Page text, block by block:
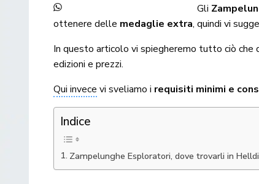
Gli
ottenere delle medaglie extra, quindi vi
In questo articolo vi spiegheremo tutto ciò
edizioni e prezzi.
Qui invece vi sveliamo i requisiti minimi e
Indice
Zampelunghe Esploratori, dove trovarli in